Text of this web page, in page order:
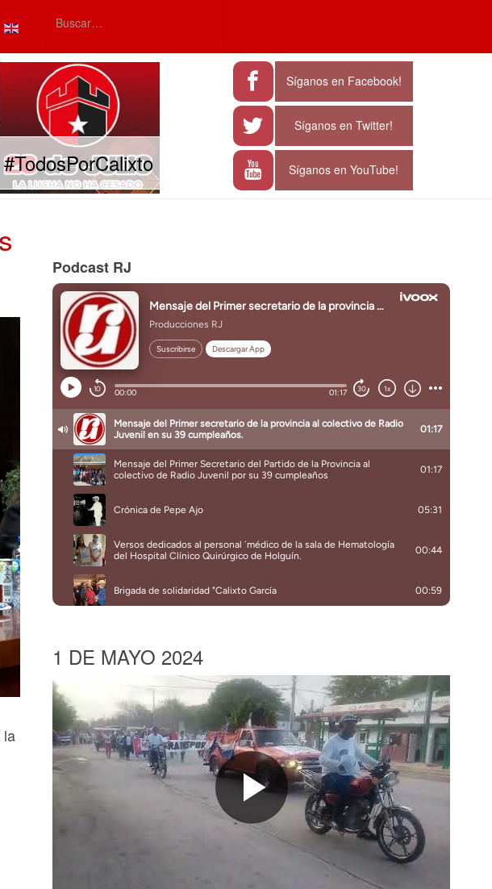
Seleccione su idioma
Type 2 or more characters for results.
#TodosPorCalixto
Síganos en Facebook!
Síganos en Twitter!
Síganos en YouTube!
la
Podcast RJ
1 DE MAYO 2024